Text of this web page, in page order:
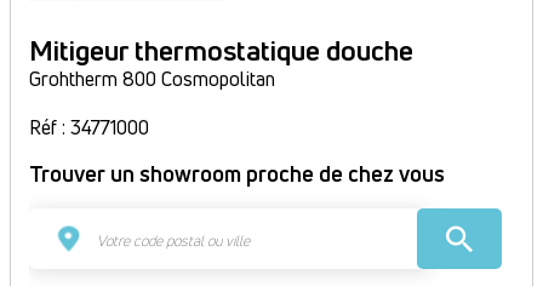
Mitigeur thermostatique douche
Grohtherm 800 Cosmopolitan
Réf : 34771000
Trouver un showroom proche de chez vous